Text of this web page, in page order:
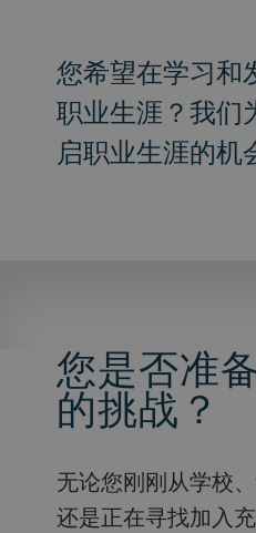
您希望在学习和
职业生涯？我们
启职业生涯的机
您是否准
的挑战？
无论您刚刚从学校、学徒、大学毕业，
还是正在寻找加入